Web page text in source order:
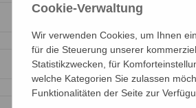
Cookie-Verwaltung
Wir verwenden Cookies, um Ihnen
für die Steuerung unserer
Statistikzwecken, für
welche Kategorien Sie zulassen
Funktionalitäten der Seite zur